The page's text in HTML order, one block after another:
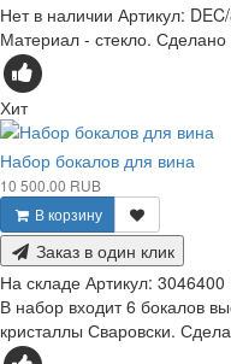
Нет в наличии Артикул:
Материал - стекло. Сделано
Хит
Набор бокалов для вина
10 500.00 RUB
В корзину
Заказ в один клик
На складе Артикул: 3046400
В набор входит 6 бокалов
кристаллы Сваровски.